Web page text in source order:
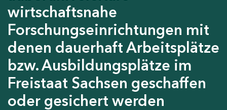
wirtschaftsnahe
Forschungseinrichtungen mit
denen dauerhaft Arbeitsplätze
bzw. Ausbildungsplätze im
Freistaat Sachsen geschaffen
oder gesichert werden